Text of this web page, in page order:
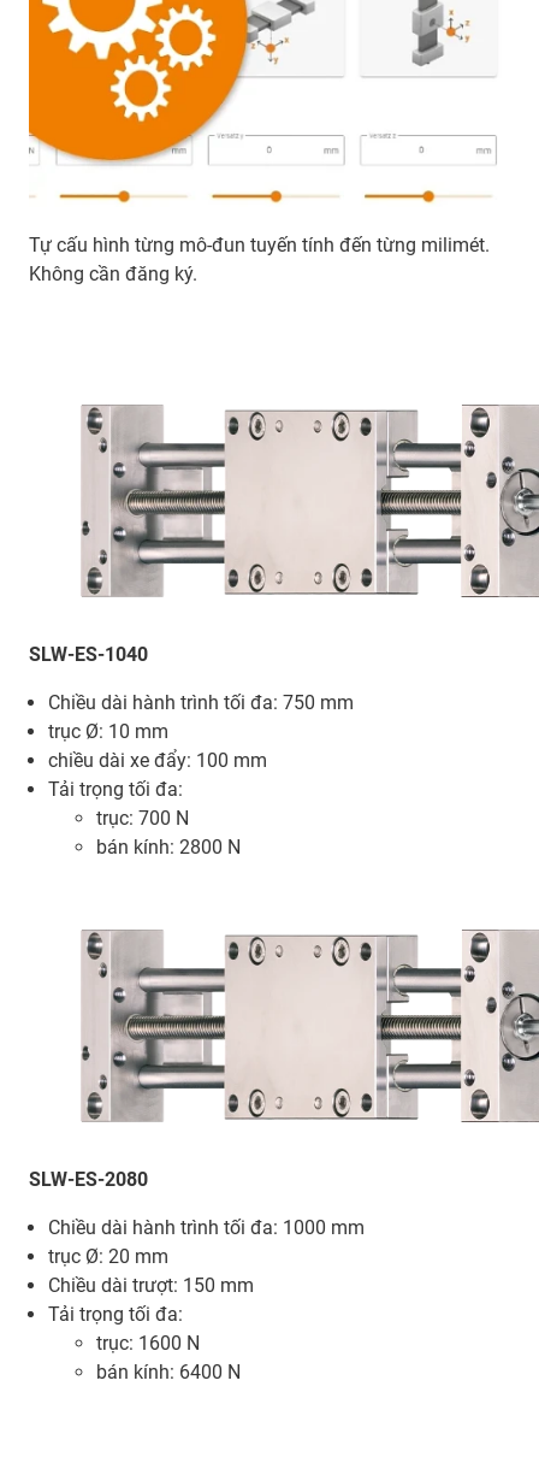
Tự cấu hình từng mô-đun tuyến tính đến từng milimét.
Không cần đăng ký.
SLW-ES-1040
Chiều dài hành trình tối đa: 750 mm
trục Ø: 10 mm
chiều dài xe đẩy: 100 mm
Tải trọng tối đa:
trục: 700 N
bán kính: 2800 N
SLW-ES-2080
Chiều dài hành trình tối đa: 1000 mm
trục Ø: 20 mm
Chiều dài trượt: 150 mm
Tải trọng tối đa:
trục: 1600 N
bán kính: 6400 N